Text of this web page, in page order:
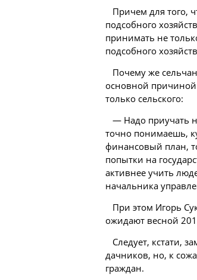
Причем для того,
подсобного
принимать не
подсобного
Почему же
основной причиной
только сельского:
— Надо приучать
точно понимаешь,
финансовый план,
попытки на
активнее учить
начальника
При этом Игорь
ожидают весной
Следует, кстати,
дачников, но, к
граждан.